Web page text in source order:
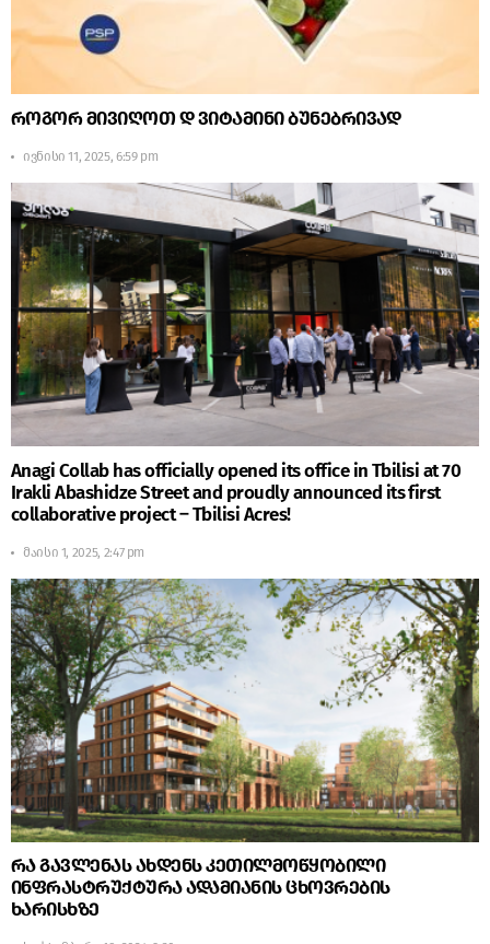
როგორ მივიღოთ დ ვიტამინი ბუნებრივად
ივნისი 11, 2025, 6:59 pm
Anagi Collab has officially opened its office in Tbilisi at 70
Irakli Abashidze Street and proudly announced its first
collaborative project – Tbilisi Acres!
მაისი 1, 2025, 2:47 pm
რა გავლენას ახდენს კეთილმოწყობილი
ინფრასტრუქტურა ადამიანის ცხოვრების
ხარისხზე